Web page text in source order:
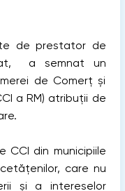
de prestator de
a semnat un
de Comerț și
a RM) atribuții de
CCI din municipiile
care nu
și a intereselor